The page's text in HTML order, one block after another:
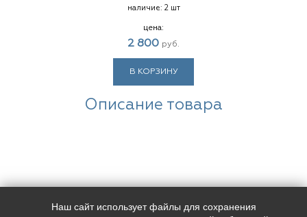
наличие: 2 шт
цена:
2 800 руб.
В КОРЗИНУ
Описание товара
Наш адрес: Контакты:
Наш сайт использует файлы для сохранения